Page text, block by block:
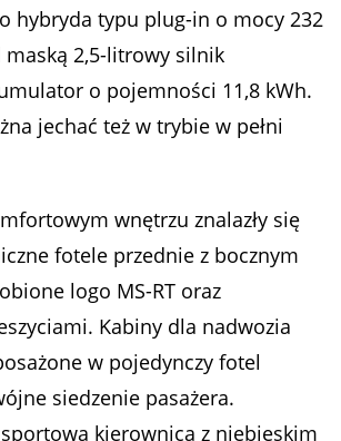
hybryda typu plug-in o mocy 232
maską 2,5-litrowy silnik
o pojemności 11,8 kWh.
jechać też w trybie w pełni
wnętrzu znalazły się
fotele przednie z bocznym
logo MS-RT oraz
Kabiny dla nadwozia
w pojedynczy fotel
siedzenie pasażera.
kierownica z niebieskim